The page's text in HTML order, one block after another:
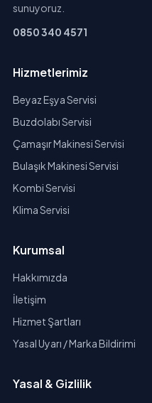
sunuyoruz.
0850 340 4571
Hizmetlerimiz
Beyaz Eşya Servisi
Buzdolabı Servisi
Çamaşır Makinesi Servisi
Bulaşık Makinesi Servisi
Kombi Servisi
Klima Servisi
Kurumsal
Hakkımızda
İletişim
Hizmet Şartları
Yasal Uyarı / Marka Bildirimi
Yasal & Gizlilik